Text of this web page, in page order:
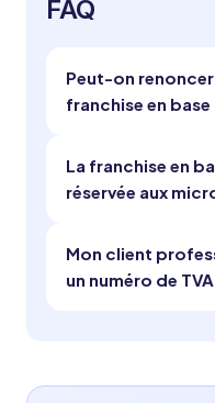
FAQ
Peut-on
franchise en base
La franchise en
réservée aux
Mon client
un numéro de